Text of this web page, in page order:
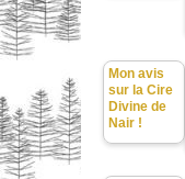
Mon avis
sur la Cire
Divine de
Nair !